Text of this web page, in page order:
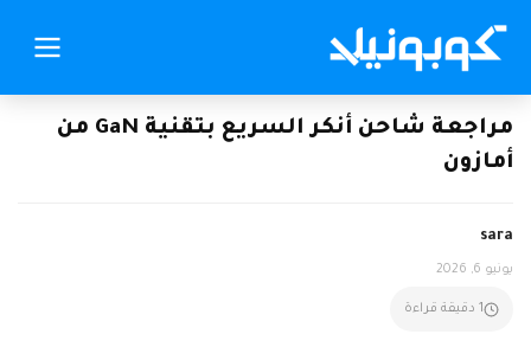
مراجعة شاحن أنكر السريع بتقنية GaN من
أمازون
sara
يونيو 6, 2026
1 دقيقة قراءة